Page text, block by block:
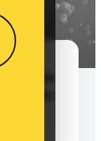
la
olor de
a